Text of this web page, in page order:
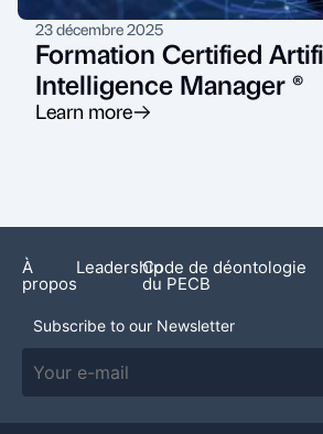
23 décembre 2025
Formation Certified
Intelligence Manager ®
Learn more
À
propos
LeadershipCode de déontologie
du PECB
Subscribe to our Newsletter